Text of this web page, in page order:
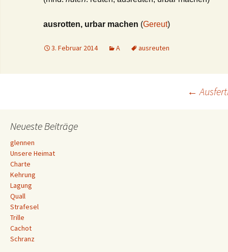
ausrotten, urbar machen (Gereut)
3. Februar 2014 A ausreuten
Navigation
←
Neueste Beiträge
glennen
Unsere Heimat
Charte
Kehrung
Lagung
Quall
Strafesel
Trille
Cachot
Schranz